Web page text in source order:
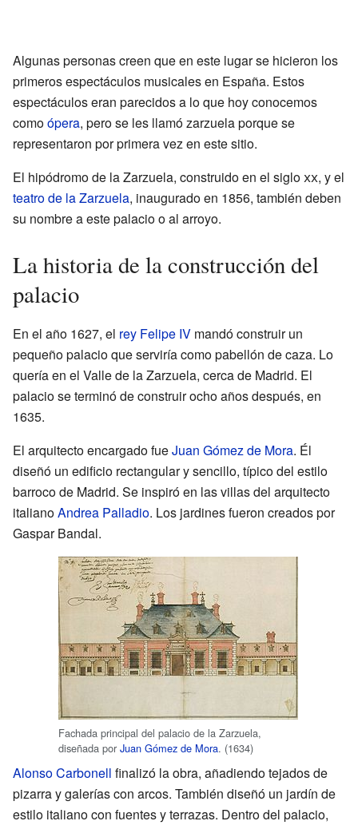
Algunas personas creen que en este lugar se hicieron los
primeros espectáculos musicales en España. Estos
espectáculos eran parecidos a lo que hoy conocemos
comoópera, pero se les llamó zarzuela porque se
representaron por primera vez en este sitio.
El hipódromo de la Zarzuela, construido en el sigloxx, y el
teatro de la Zarzuela, inaugurado en 1856, también deben
su nombre a este palacio o al arroyo.
La historia de la construcción del
palacio
En el año 1627, el rey Felipe IV mandó construir un
pequeño palacio que serviría como pabellón de caza. Lo
quería en el Valle de la Zarzuela, cerca de Madrid. El
palacio se terminó de construir ocho años después, en
1635.
El arquitecto encargado fueJuan Gómez de Mora. Él
diseñó un edificio rectangular y sencillo, típico del estilo
barroco de Madrid. Se inspiró en las villas del arquitecto
italianoAndrea Palladio. Los jardines fueron creados por
Gaspar Bandal.
Fachada principal del palacio de la Zarzuela,
diseñada por Juan Gómez de Mora. (1634)
Alonso Carbonell finalizó la obra, añadiendo tejados de
pizarra y galerías con arcos. También diseñó un jardín de
estilo italiano con fuentes y terrazas. Dentro del palacio,